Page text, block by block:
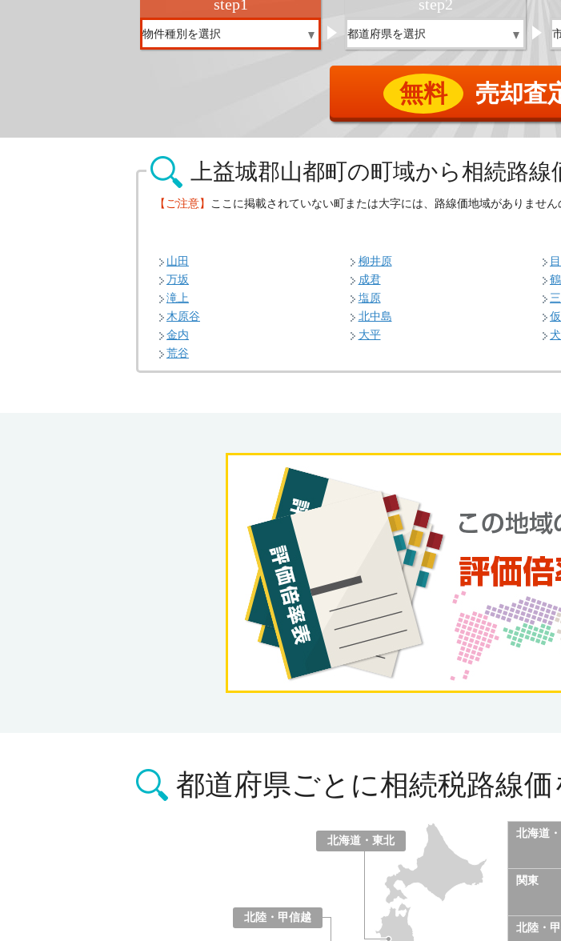
step1 step2
無料 売却査
上益城郡山都町の町域から相続路線
【ご注意】 ここに掲載されていない町または大字には、路線価地域がありません
山田 柳井原
万坂
成君
滝上
塩原
木原谷
北中島
金内
大平
荒谷
都道府県ごとに相続税路線価
北海道・東北
北陸・甲信越
北海道
関東
北陸・